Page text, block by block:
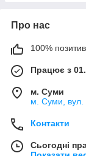
Про нас
100%
Працює з
м. Суми
м. Суми, вул.
Контакти
Сьогодні